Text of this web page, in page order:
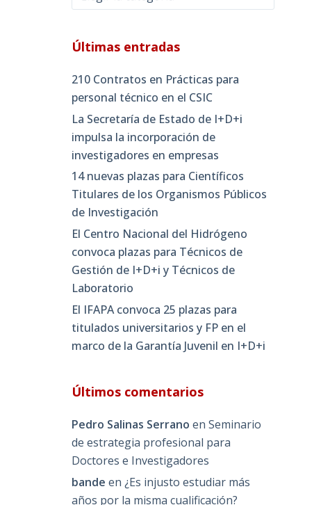
Últimas entradas
210 Contratos en Prácticas para
personal técnico en el CSIC
La Secretaría de Estado de I+D+i
impulsa la incorporación de
investigadores en empresas
14 nuevas plazas para Científicos
Titulares de los Organismos Públicos
de Investigación
El Centro Nacional del Hidrógeno
convoca plazas para Técnicos de
Gestión de I+D+i y Técnicos de
Laboratorio
El IFAPA convoca 25 plazas para
titulados universitarios y FP en el
marco de la Garantía Juvenil en I+D+i
Últimos comentarios
Pedro Salinas Serrano enSeminario
de estrategia profesional para
Doctores e Investigadores
bande en¿Es injusto estudiar más
años por la misma cualificación?